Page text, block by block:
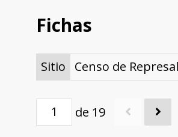
Fichas
Sitio Censo de
de 19